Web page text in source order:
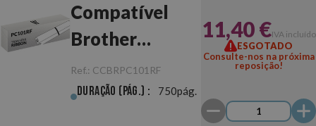
Compatível
Brother
PC101RF
Ref.: CCBRPC101RF
Duração (pág.) : 750pág.
11,40 €IVA incluído
ESGOTADO
Consulte-nos na próxima
reposição!